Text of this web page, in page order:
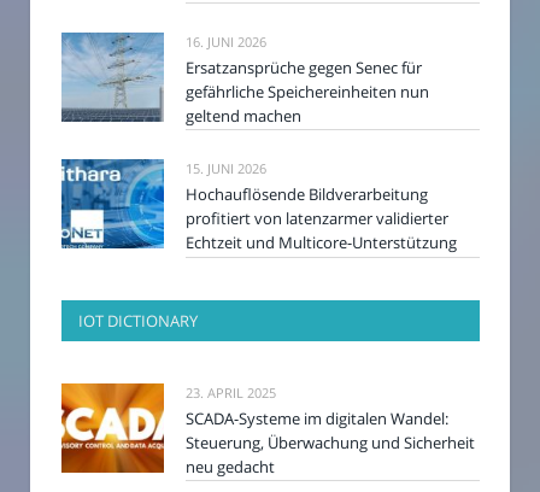
16. JUNI 2026
Ersatzansprüche gegen Senec für
gefährliche Speichereinheiten nun
geltend machen
15. JUNI 2026
Hochauflösende Bildverarbeitung
profitiert von latenzarmer validierter
Echtzeit und Multicore-Unterstützung
IOT DICTIONARY
23. APRIL 2025
SCADA-Systeme im digitalen Wandel:
Steuerung, Überwachung und Sicherheit
neu gedacht